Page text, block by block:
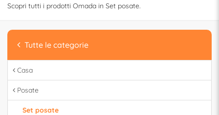
Scopri tutti i prodotti Omada in Set posate.
Tutte le categorie
Casa
Posate
Set posate